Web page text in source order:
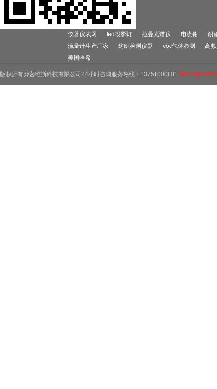
仪器仪表网 led投影灯 拉曼光谱仪 电流钳
耐
流量计生产厂家
纺织检测仪器 voc气体检测
高
美国哈希
版权所有@密维斯科技有限公司24小时咨询服务热线：13751000801 粤ICP备